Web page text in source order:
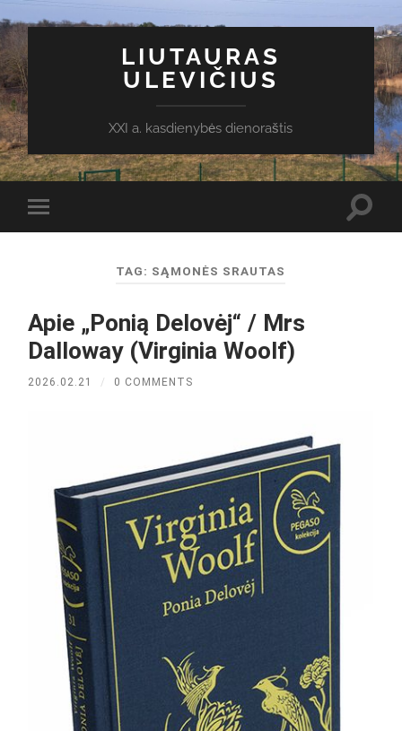
LIUTAURAS
ULEVIČIUS
XXI a. kasdienybės dienoraštis
Toggle
mobile
TAG: SĄMONĖS SRAUTAS
Apie „Ponią Delovėj“ / Mrs
Dalloway (Virginia Woolf)
2026.02.21 / 0 COMMENTS